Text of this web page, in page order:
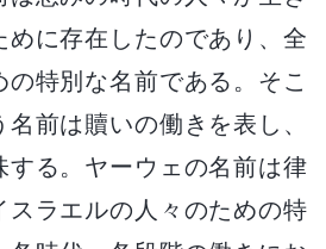
めに存在したのであり、全
の特別な名前である。そこ
前は贖いの働きを表し、
する。ヤーウェの名前は律
スラエルの人々のための特